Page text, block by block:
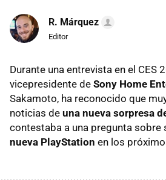
R. Márquez
Editor
Durante una entrevista en el CES
vicepresidente de Sony Home
Sakamoto, ha reconocido que
noticias de una nueva sorpresa
contestaba a una pregunta sobre
nueva PlayStation en los